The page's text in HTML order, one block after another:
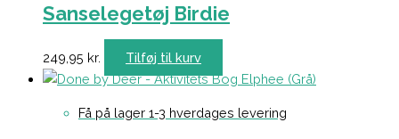
Sanselegetøj Birdie
249,95 kr. Tilføj til kurv
Få på lager 1-3 hverdages levering